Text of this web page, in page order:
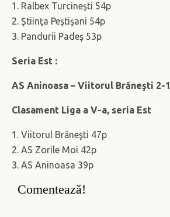
1. Ralbex Turcineşti 54p
2. Ştiinţa Peştişani 54p
3. Pandurii Padeş 53p
Seria Est :
AS Aninoasa – Viitorul Brăneşti 2-1
Clasament Liga a V-a, seria Est
1. Viitorul Brăneşti 47p
2. AS Zorile Moi 42p
3. AS Aninoasa 39p
Comentează!